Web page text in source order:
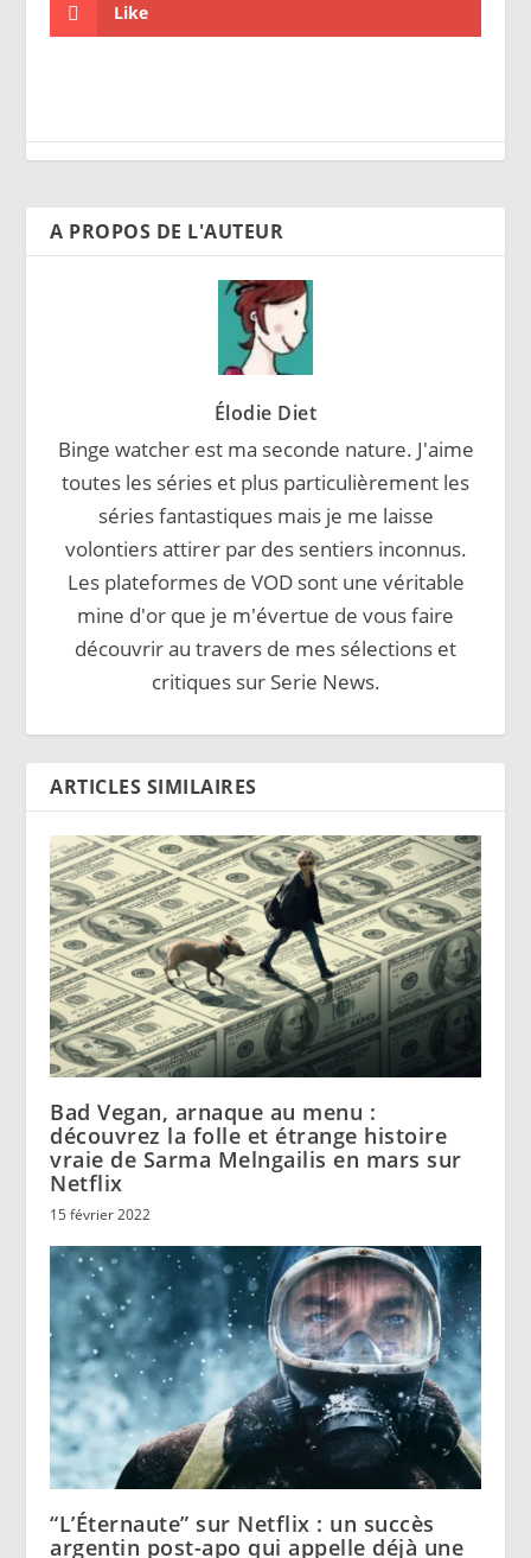
Like
A PROPOS DE L'AUTEUR
Élodie Diet
Binge watcher est ma seconde nature. J'aime
toutes les séries et plus particulièrement les
séries fantastiques mais je me laisse
volontiers attirer par des sentiers inconnus.
Les plateformes de VOD sont une véritable
mine d'or que je m'évertue de vous faire
découvrir au travers de mes sélections et
critiques sur Serie News.
ARTICLES SIMILAIRES
Bad Vegan, arnaque au menu :
découvrez la folle et étrange histoire
vraie de Sarma Melngailis en mars sur
Netflix
15 février 2022
“L’Éternaute” sur Netflix : un succès
argentin post-apo qui appelle déjà une